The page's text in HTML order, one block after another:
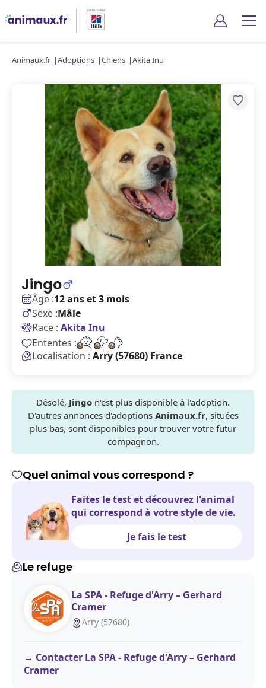
Animaux.fr Adoptions Chiens Akita Inu
Jingo
Âge :12 ans et 3 mois
Sexe :Mâle
Race : Akita Inu
Ententes :
Localisation : Arry (57680) France
Désolé, Jingo n'est plus disponible à l'adoption.
D'autres annonces d'adoptions Animaux.fr, situées
plus bas, sont disponibles pour trouver votre futur
compagnon.
Quel animal vous correspond ?
Faites le test et découvrez l'animal
qui correspond à votre style de vie.
Je fais le test
Le refuge
La SPA - Refuge d'Arry – Gerhard
Cramer
Arry (57680)
Contacter La SPA - Refuge d'Arry – Gerhard
Cramer